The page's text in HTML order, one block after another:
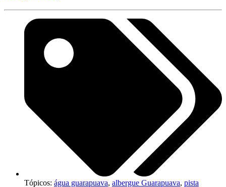
Tópicos: água guarapuava, albergue Guarapuava, pista